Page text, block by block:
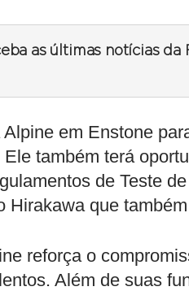
as últimas notícias da
em Enstone
também terá
de Teste
Hirakawa que
reforça o
Além de suas